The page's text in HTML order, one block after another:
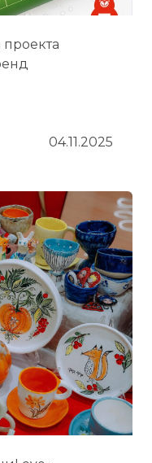
04.11.2025